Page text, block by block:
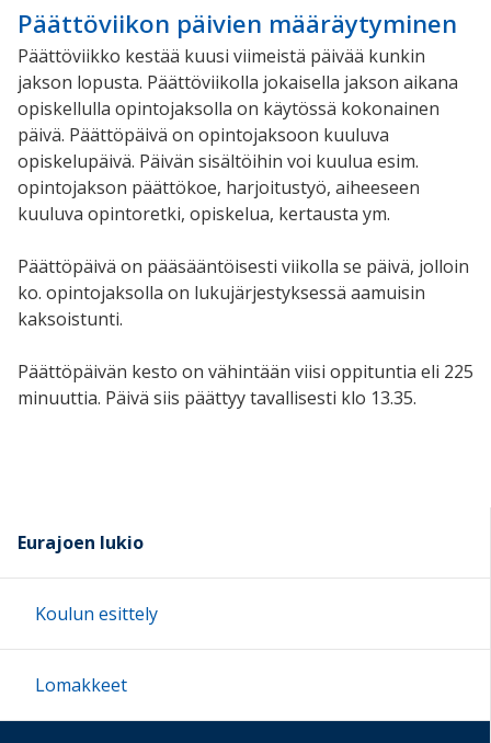
Päättöviikon päivien määräytyminen
Päättöviikko kestää kuusi viimeistä päivää kunkin
jakson lopusta. Päättöviikolla jokaisella jakson aikana
opiskellulla opintojaksolla on käytössä kokonainen
päivä. Päättöpäivä on opintojaksoon kuuluva
opiskelupäivä. Päivän sisältöihin voi kuulua esim.
opintojakson päättökoe, harjoitustyö, aiheeseen
kuuluva opintoretki, opiskelua, kertausta ym.
Päättöpäivä on pääsääntöisesti viikolla se päivä, jolloin
ko. opintojaksolla on lukujärjestyksessä aamuisin
kaksoistunti.
Päättöpäivän kesto on vähintään viisi oppituntia eli 225
minuuttia. Päivä siis päättyy tavallisesti klo 13.35.
Eurajoen lukio
Koulun esittely
Lomakkeet